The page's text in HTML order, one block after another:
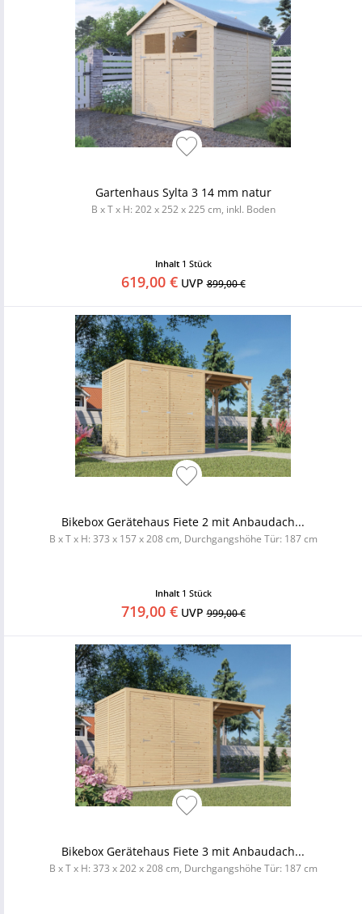
Gartenhaus Sylta 3 14 mm natur
B x T x H: 202 x 252 x 225 cm, inkl. Boden
Inhalt 1 Stück
619,00 €UVP899,00 €
Bikebox Gerätehaus Fiete 2 mit Anbaudach...
B x T x H: 373 x 157 x 208 cm, Durchgangshöhe Tür: 187 cm
Inhalt 1 Stück
719,00 €UVP999,00 €
Bikebox Gerätehaus Fiete 3 mit Anbaudach...
B x T x H: 373 x 202 x 208 cm, Durchgangshöhe Tür: 187 cm